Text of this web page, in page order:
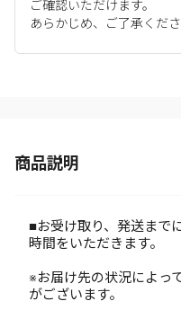
ご確認いただけます。
あらかじめ、ご了承くださ
商品説明
■お受け取り、発送まで
時間をいただきます。
※お届け先の状況によっ
がございます。